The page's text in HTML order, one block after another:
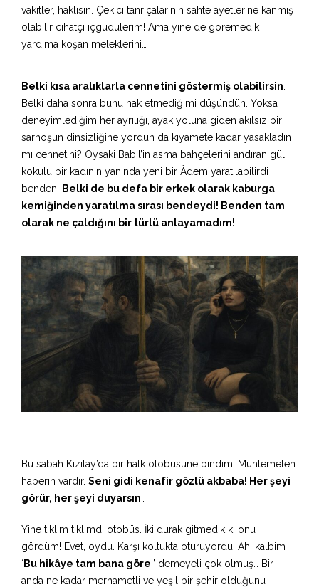
vakitler, haklısın. Çekici tanrıçalarının sahte ayetlerine kanmış
olabilir cihatçı içgüdülerim! Ama yine de göremedik
yardıma koşan meleklerini…
Belki kısa aralıklarla cennetini göstermiş olabilirsin.
Belki daha sonra bunu hak etmediğimi düşündün. Yoksa
deneyimlediğim her ayrılığı, ayak yoluna giden akılsız bir
sarhoşun dinsizliğine yordun da kıyamete kadar yasakladın
mı cennetini? Oysaki Babil’in asma bahçelerini andıran gül
kokulu bir kadının yanında yeni bir Âdem yaratılabilirdi
benden! Belki de bu defa bir erkek olarak kaburga
kemiğinden yaratılma sırası bendeydi! Benden tam
olarak ne çaldığını bir türlü anlayamadım!
Bu sabah Kızılay’da bir halk otobüsüne bindim. Muhtemelen
haberin vardır. Seni gidi kenafir gözlü akbaba! Her şeyi
görür, her şeyi duyarsın
Yine tıklım tıklımdı otobüs. İki durak gitmedik ki onu
gördüm! Evet, oydu. Karşı koltukta oturuyordu. Ah, kalbim
‘Bu hikâye tam bana göre!’ demeyeli çok olmuş… Bir
anda ne kadar merhametli ve yeşil bir şehir olduğunu